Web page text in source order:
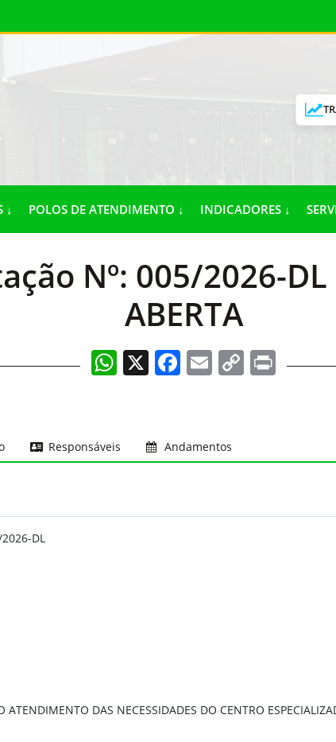
↓ POLOS DE ATENDIMENTO ↓ INDICADORES ↓
Nº: 005/2026-DL
ABERTA
WhatsApp
X Facebook
EmailCopyPrint
Responsáveis Andamentos
2026-DL
DAS NECESSIDADES DO CENTRO